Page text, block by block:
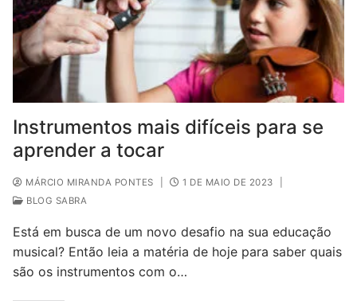
Instrumentos mais difíceis para se
aprender a tocar
MÁRCIO MIRANDA PONTES 1 DE MAIO DE 2023
BLOG SABRA
Está em busca de um novo desafio na sua educação
musical? Então leia a matéria de hoje para saber quais
são os instrumentos com o…